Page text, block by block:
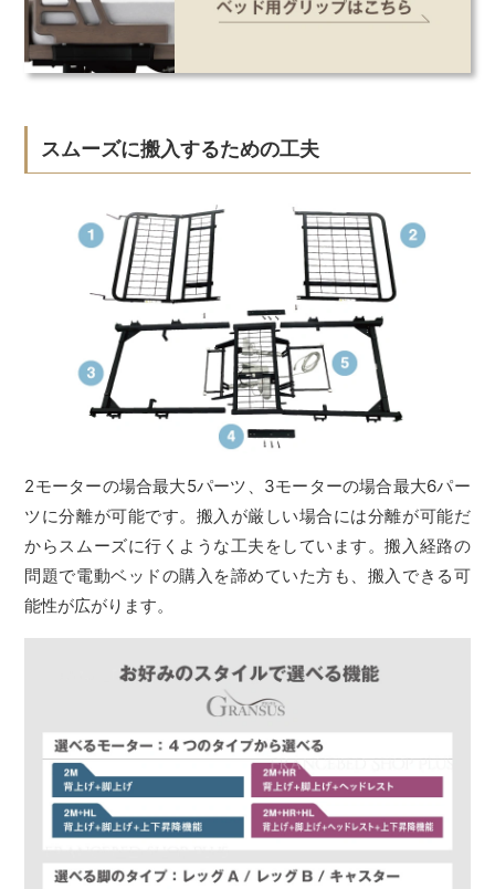
スムーズに搬入するための工夫
2モーターの場合最大5パーツ、3モーターの場合最大6パー
ツに分離が可能です。搬入が厳しい場合には分離が可能だ
からスムーズに行くような工夫をしています。搬入経路の
問題で電動ベッドの購入を諦めていた方も、搬入できる可
能性が広がります。